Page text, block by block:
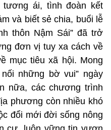
ái, tình đoàn kết
và biết sẻ chia, buổi lễ
thôn Nậm Sái” đã trở
đơn vị tuy xa cách về
mục tiêu xã hội. Mong
những bờ vui” ngày
nữa, các chương trình
phương còn nhiều khó
đổi mới đời sống nông